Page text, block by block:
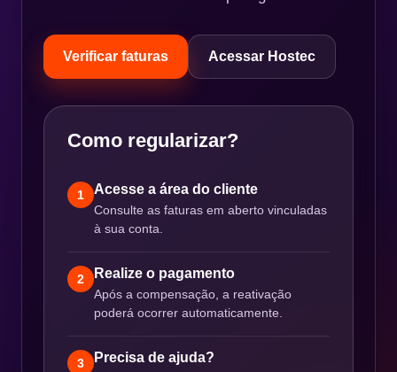
Verificar faturas Acessar Hostec
Como regularizar?
1 Acesse a área do cliente
Consulte as faturas em aberto vinculadas
à sua conta.
2 Realize o pagamento
Após a compensação, a reativação
poderá ocorrer automaticamente.
3 Precisa de ajuda?